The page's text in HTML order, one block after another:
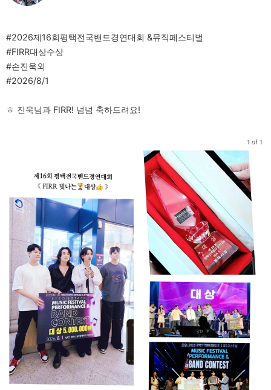
#2026제16회평택전국밴드경연대회 &뮤직페스티벌
#FIRR대상수상
#손진욱외
#2026/8/1
ㅎ 진욱님과 FIRR! 넘넘 축하드려요!
1 of 1